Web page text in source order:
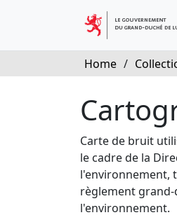
Home /
Carte de bruit
le cadre de la
l'environnement,
règlement grand-
l'environnement.